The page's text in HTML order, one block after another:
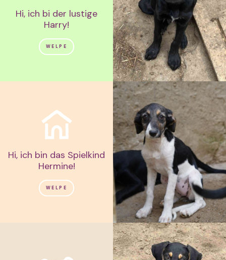
Hi, ich bi der lustige
Harry!
WELPE
Hi, ich bin das Spielkind
Hermine!
WELPE